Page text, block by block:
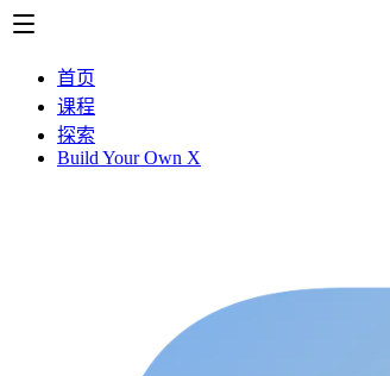
首页
课程
探索
Build Your Own X